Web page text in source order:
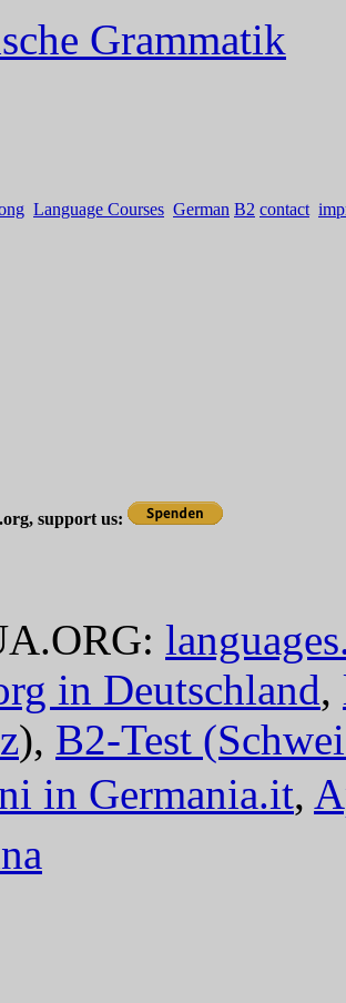
Grammatik
Language Courses German B2 contact
support us:
in Deutschland,
), B2-Test
in Germania.it,